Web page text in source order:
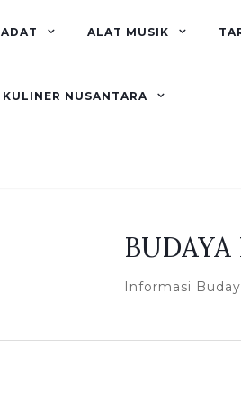
ALAT MUSIK
KULINER NUSANTARA
Informasi